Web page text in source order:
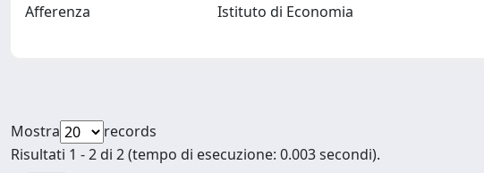
Afferenza Istituto di Economia
Mostra
records
Risultati 1 - 2 di 2 (tempo di esecuzione: 0.003 secondi).